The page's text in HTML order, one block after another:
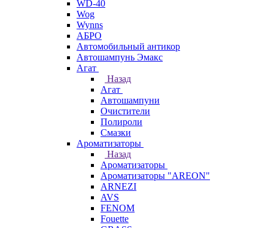
WD-40
Wog
Wynns
АБРО
Автомобильный антикор
Автошампунь Эмакс
Агат
Назад
Агат
Автошампуни
Очистители
Полироли
Смазки
Ароматизаторы
Назад
Ароматизаторы
Ароматизаторы "AREON"
ARNEZI
AVS
FENOM
Fouette